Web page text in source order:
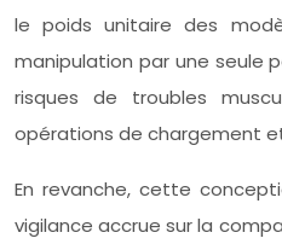
le poids unitaire des
manipulation par une seule
risques de troubles
opérations de chargement
En revanche, cette
vigilance accrue sur la